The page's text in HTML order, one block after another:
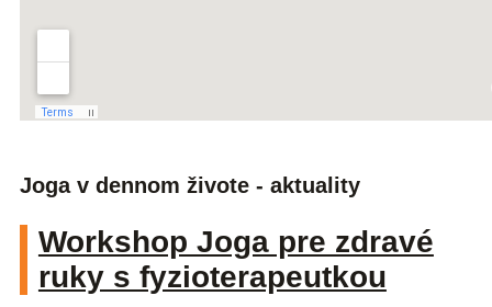
Joga v dennom živote - aktuality
Workshop Joga pre zdravé
ruky s fyzioterapeutkou